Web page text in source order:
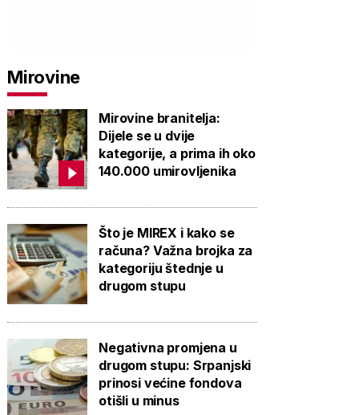
Mirovine
Mirovine branitelja:
Dijele se u dvije
kategorije, a prima ih oko
140.000 umirovljenika
Što je MIREX i kako se
računa? Važna brojka za
kategoriju štednje u
drugom stupu
Negativna promjena u
drugom stupu: Srpanjski
prinosi većine fondova
otišli u minus